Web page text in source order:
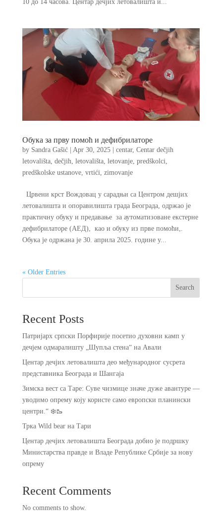
10 до 14 часова. Центар дечјих летовалишта и...
Обука за прву помоћ и дефибрилаторе
by Sandra Gašić| Apr 30, 2025| centar, Centar dečjih
letovališta, dečjih, letovališta, letovanje, predškolci,
predškolske ustanove, vrtići, zimovanje
Црвени крст Вождовац у сарадњи са Центром дешјих
летовалишта и опоравилишта града Београда, одржао је
практичну обуку и предавање за аутоматизоване екстерне
дефибрилаторе (АЕД), као и обуку из прве помоћи,.
Обука је одржана је 30. априла 2025. године у...
« Older Entries
Search
Recent Posts
Патријарх српски Порфирије посетио духовни камп у
дечјем одмаралишту „Шупља стена“ на Авали
Центар дечјих летовалишта део међународног сусрета
представника Београда и Шангаја
Зимска вест са Таре: Суве чизмице значе дуже авантуре —
уводимо опрему коју користе само европски планински
центри.“ ❄️🥾
Трка Wild bear на Тари
Центар дечјих летовалишта Београда добио је подршку
Министарства правде и Владе Републике Србије за нову
опрему
Recent Comments
No comments to show.